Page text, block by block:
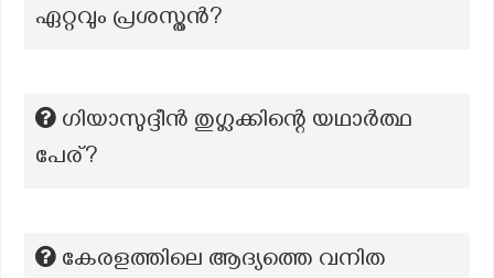
ഏറ്റവും പ്രശസ്തൻ?
ഗിയാസുദ്ദീൻ തുഗ്ലക്കിന്റെ യഥാർത്ഥ
പേര്?
കേരളത്തിലെ ആദ്യത്തെ വനിത